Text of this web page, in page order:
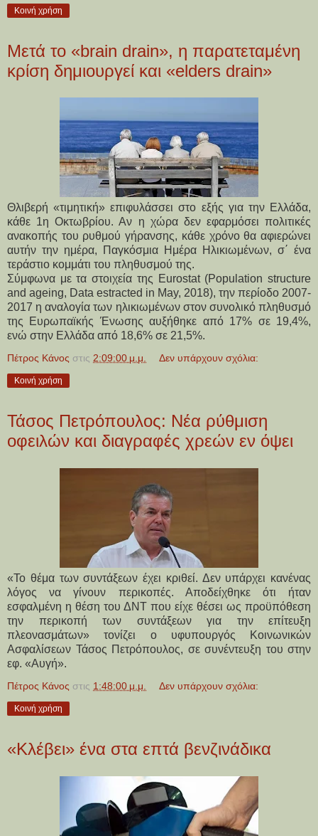
Κοινή χρήση
Μετά το «brain drain», η παρατεταμένη
κρίση δημιουργεί και «elders drain»
Θλιβερή «τιμητική» επιφυλάσσει στο εξής για την Ελλάδα,
κάθε 1η Οκτωβρίου. Αν η χώρα δεν εφαρμόσει πολιτικές
ανακοπής του ρυθμού γήρανσης, κάθε χρόνο θα αφιερώνει
αυτήν την ημέρα, Παγκόσμια Ημέρα Ηλικιωμένων, σ΄ ένα
τεράστιο κομμάτι του πληθυσμού της.
Σύμφωνα με τα στοιχεία της Eurostat (Population structure
and ageing, Data estracted in May, 2018), την περίοδο 2007-
2017 η αναλογία των ηλικιωμένων στον συνολικό πληθυσμό
της Ευρωπαϊκής Ένωσης αυξήθηκε από 17% σε 19,4%,
ενώ στην Ελλάδα από 18,6% σε 21,5%.
Πέτρος Κάνος στις 2:09:00 μ.μ. Δεν υπάρχουν σχόλια:
Κοινή χρήση
Τάσος Πετρόπουλος: Νέα ρύθμιση
οφειλών και διαγραφές χρεών εν όψει
«Το θέμα των συντάξεων έχει κριθεί. Δεν υπάρχει κανένας
λόγος να γίνουν περικοπές. Αποδείχθηκε ότι ήταν
εσφαλμένη η θέση του ΔΝΤ που είχε θέσει ως προϋπόθεση
την περικοπή των συντάξεων για την επίτευξη
πλεονασμάτων» τονίζει ο υφυπουργός Κοινωνικών
Ασφαλίσεων Τάσος Πετρόπουλος, σε συνέντευξη του στην
εφ. «Αυγή».
Πέτρος Κάνος στις 1:48:00 μ.μ. Δεν υπάρχουν σχόλια:
Κοινή χρήση
«Κλέβει» ένα στα επτά βενζινάδικα